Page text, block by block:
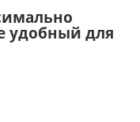
удобный для